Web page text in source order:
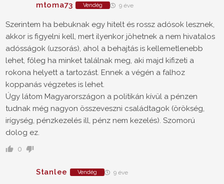
mtoma73 Vendég 9 éve
Szerintem ha bebuknak egy hitelt és rossz adósok lesznek,
akkor is figyelni kell, mert ilyenkor jöhetnek a nem hivatalos
adósságok (uzsorás), ahol a behajtás is kellemetlenebb
lehet, főleg ha minket találnak meg, aki majd kifizeti a
rokona helyett a tartozást. Ennek a végén a falhoz
koppanás végzetes is lehet.
Úgy látom Magyarországon a politikán kívül a pénzen
tudnak még nagyon összeveszni családtagok (örökség,
irígység, pénzkezelés ill, pénz nem kezelés). Szomorú
dolog ez.
0
Stanlee Vendég 9 éve